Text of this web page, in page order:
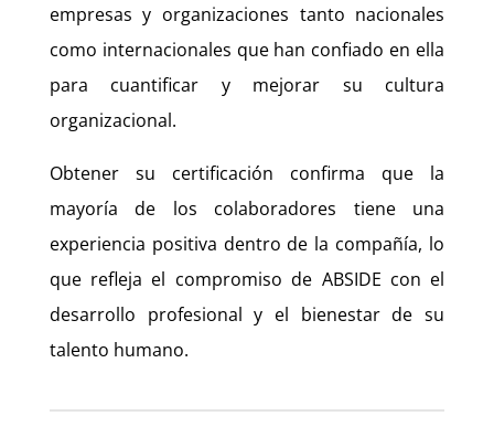
empresas y organizaciones tanto nacionales
como internacionales que han confiado en ella
para cuantificar y mejorar su cultura
organizacional.
Obtener su certificación confirma que la
mayoría de los colaboradores tiene una
experiencia positiva dentro de la compañía, lo
que refleja el compromiso de ABSIDE con el
desarrollo profesional y el bienestar de su
talento humano.